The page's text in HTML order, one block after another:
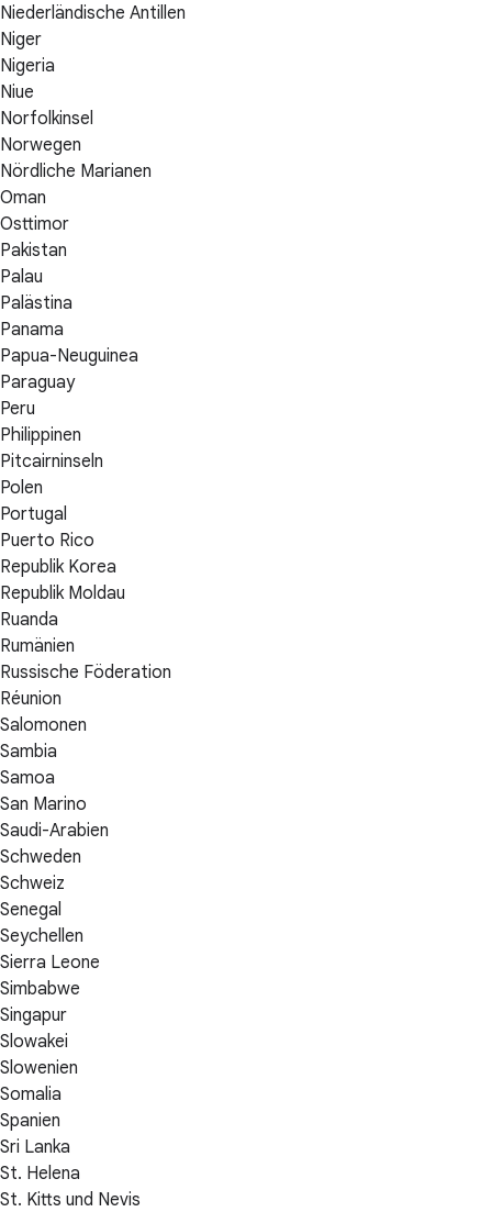
Niederländische Antillen
Niger
Nigeria
Niue
Norfolkinsel
Norwegen
Nördliche Marianen
Oman
Osttimor
Pakistan
Palau
Palästina
Panama
Papua-Neuguinea
Paraguay
Peru
Philippinen
Pitcairninseln
Polen
Portugal
Puerto Rico
Republik Korea
Republik Moldau
Ruanda
Rumänien
Russische Föderation
Réunion
Salomonen
Sambia
Samoa
San Marino
Saudi-Arabien
Schweden
Schweiz
Senegal
Seychellen
Sierra Leone
Simbabwe
Singapur
Slowakei
Slowenien
Somalia
Spanien
Sri Lanka
St. Helena
St. Kitts und Nevis